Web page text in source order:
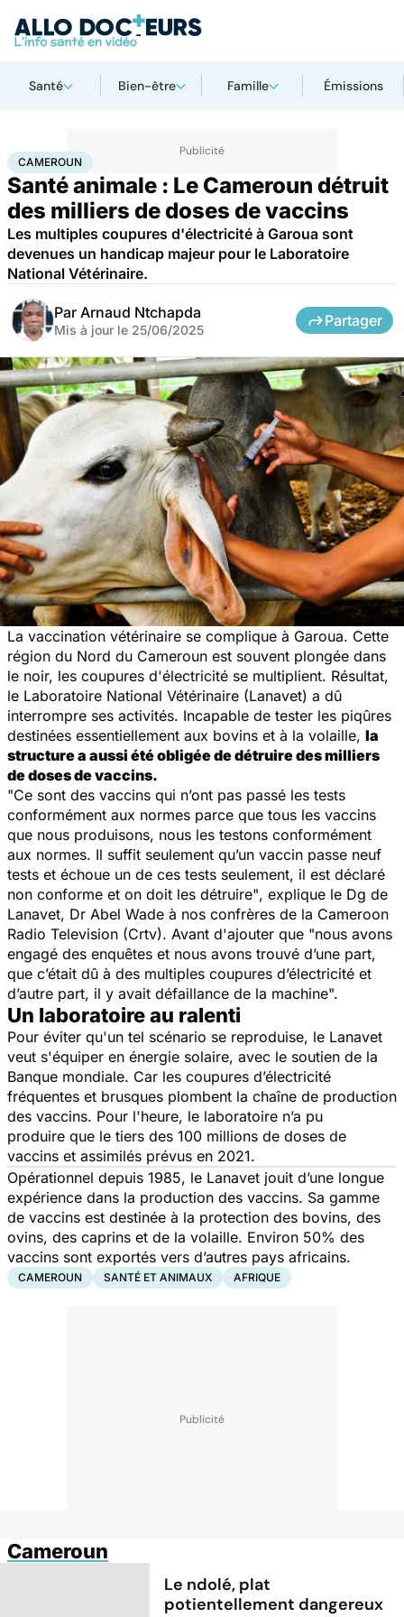
Santé Bien-être Famille Émissions
AccueilBien-être Cameroun
CAMEROUN
Santé animale : Le Cameroun détruit
des milliers de doses de vaccins
Les multiples coupures d'électricité à Garoua sont
devenues un handicap majeur pour le Laboratoire
National Vétérinaire.
Par Arnaud Ntchapda
Mis à jour le 25/06/2025
Partager
La vaccination vétérinaire se complique à Garoua. Cette
région du Nord du Cameroun est souvent plongée dans
le noir, les coupures d'électricité se multiplient. Résultat,
le Laboratoire National Vétérinaire (Lanavet) a dû
interrompre ses activités. Incapable de tester les piqûres
destinées essentiellement aux bovins et à la volaille, la
structure a aussi été obligée de détruire des milliers
de doses de vaccins.
"Ce sont des vaccins qui n’ont pas passé les tests
conformément aux normes parce que tous les vaccins
que nous produisons, nous les testons conformément
aux normes. Il suffit seulement qu’un vaccin passe neuf
tests et échoue un de ces tests seulement, il est déclaré
non conforme et on doit les détruire", explique le Dg de
Lanavet, Dr Abel Wade à nos confrères de la Cameroon
Radio Television (Crtv). Avant d'ajouter que "nous avons
engagé des enquêtes et nous avons trouvé d’une part,
que c’était dû à des multiples coupures d’électricité et
d’autre part, il y avait défaillance de la machine".
Un laboratoire au ralenti
Pour éviter qu'un tel scénario se reproduise, le Lanavet
veut s'équiper en énergie solaire, avec le soutien de la
Banque mondiale. Car les coupures d’électricité
fréquentes et brusques plombent la chaîne de production
des vaccins. Pour l'heure, le laboratoire n’a pu
produire que le tiers des 100 millions de doses de
vaccins et assimilés prévus en 2021.
Opérationnel depuis 1985, le Lanavet jouit d’une longue
expérience dans la production des vaccins. Sa gamme
de vaccins est destinée à la protection des bovins, des
ovins, des caprins et de la volaille. Environ 50% des
vaccins sont exportés vers d’autres pays africains.
CAMEROUN SANTÉ ET ANIMAUX AFRIQUE
Cameroun
Le ndolé, plat
potientellement dangereux